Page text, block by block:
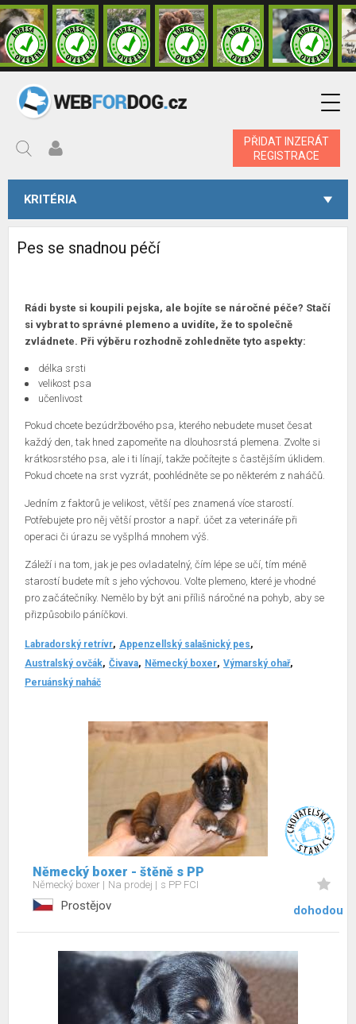
PŘIDAT INZERÁT
REGISTRACE
KRITÉRIA
Pes se snadnou péčí
Rádi byste si koupili pejska, ale bojíte se náročné péče? Stačí
si vybrat to správné plemeno a uvidíte, že to společně
zvládnete. Při výběru rozhodně zohledněte tyto aspekty:
délka srsti
velikost psa
učenlivost
Pokud chcete bezúdržbového psa, kterého nebudete muset česat
každý den, tak hned zapomeňte na dlouhosrstá plemena. Zvolte si
krátkosrstého psa, ale i ti línají, takže počítejte s častějším úklidem.
Pokud chcete na srst vyzrát, poohlédněte se po některém z naháčů.
Jedním z faktorů je velikost, větší pes znamená více starostí.
Potřebujete pro něj větší prostor a např. účet za veterináře při
operaci či úrazu se vyšplhá mnohem výš.
Záleží i na tom, jak je pes ovladatelný, čím lépe se učí, tím méně
starostí budete mít s jeho výchovou. Volte plemeno, které je vhodné
pro začátečníky. Nemělo by být ani příliš náročné na pohyb, aby se
přizpůsobilo páníčkovi.
Labradorský retrívr Appenzellský salašnický pes
Australský ovčák Čivava Německý boxer Výmarský ohař
Peruánský naháč
Německý boxer - štěně s PP
Německý boxer Na prodej s PP FCI
Prostějov dohodou